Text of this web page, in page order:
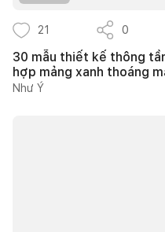
21 0
30 mẫu thiết kế thông
hợp mảng xanh thoáng
Như Ý